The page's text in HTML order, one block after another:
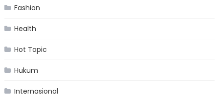
Fashion
Health
Hot Topic
Hukum
Internasional